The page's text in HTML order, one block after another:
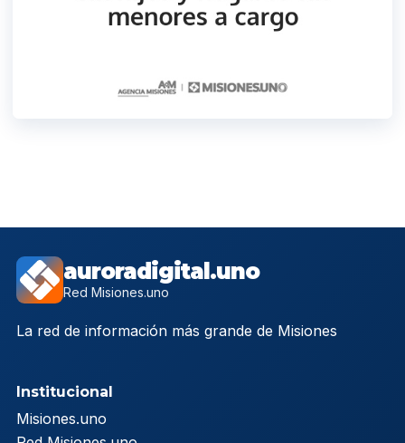
auroradigital.uno
Red Misiones.uno
La red de información más grande de Misiones
Institucional
Misiones.uno